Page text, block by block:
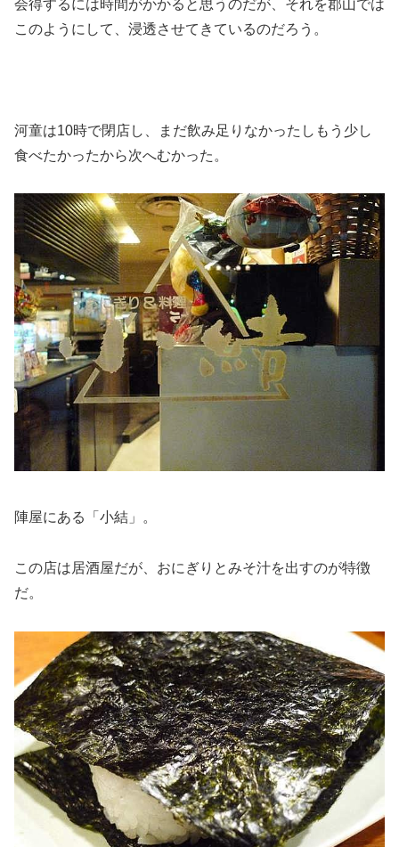
会得するには時間がかかると思うのだが、それを郡山では
このようにして、浸透させてきているのだろう。
河童は10時で閉店し、まだ飲み足りなかったしもう少し
食べたかったから次へむかった。
陣屋にある「小結」。
この店は居酒屋だが、おにぎりとみそ汁を出すのが特徴
だ。